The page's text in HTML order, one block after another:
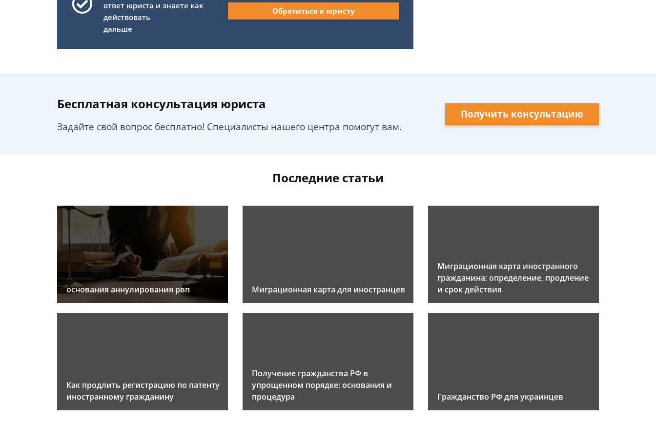
ответ юриста и знаете как
действовать
дальше
Обратиться к юристу
Бесплатная консультация юриста
Задайте свой вопрос бесплатно! Специалисты нашего центра помогут вам.
Получить консультацию
Последние статьи
основания аннулирования рвп Миграционная карта для иностранцев
Миграционная карта иностранного
гражданина: определение, продление
и срок действия
Как продлить регистрацию по патенту
иностранному гражданину
Получение гражданства РФ в
упрощенном порядке: основания и
процедура
Гражданство РФ для украинцев